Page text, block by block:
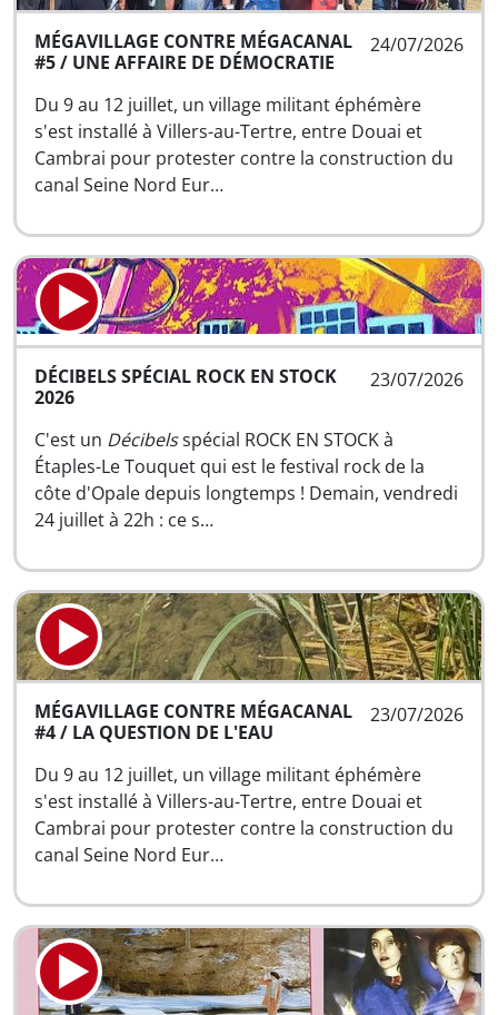
24/07/2026
MÉGAVILLAGE CONTRE MÉGACANAL
#5 / UNE AFFAIRE DE DÉMOCRATIE
Du 9 au 12 juillet, un village militant éphémère
s'est installé à Villers-au-Tertre, entre Douai et
Cambrai pour protester contre la construction du
canal Seine Nord Eur…
23/07/2026
DÉCIBELS SPÉCIAL ROCK EN STOCK
2026
C'est un Décibelsspécial ROCK EN STOCK à
Étaples-Le Touquet qui est le festival rock de la
côte d'Opale depuis longtemps ! Demain, vendredi
24 juillet à 22h : ce s…
23/07/2026
MÉGAVILLAGE CONTRE MÉGACANAL
#4 / LA QUESTION DE L'EAU
Du 9 au 12 juillet, un village militant éphémère
s'est installé à Villers-au-Tertre, entre Douai et
Cambrai pour protester contre la construction du
canal Seine Nord Eur…